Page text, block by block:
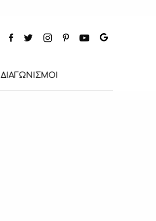
ΔΙΑΓΩΝΙΣΜΟΙ